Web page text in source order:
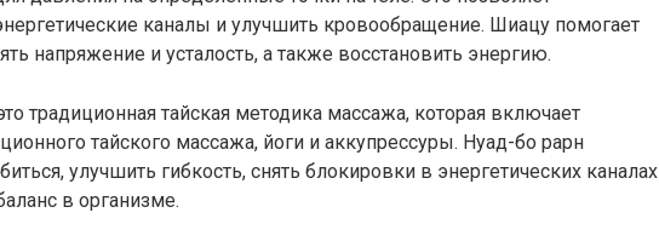
каналы и улучшить кровообращение. Шиацу помогает
напряжение и усталость, а также восстановить энергию.
традиционная тайская методика массажа, которая включает
тайского массажа, йоги и аккупрессуры. Нуад-бо рарн
улучшить гибкость, снять блокировки в энергетических каналах
в организме.